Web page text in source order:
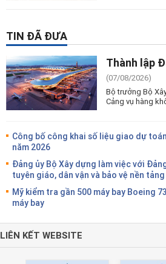
TIN ĐÃ ĐƯA
Thành lập
(07/08/2026)
Bộ trưởng Bộ
Cảng vụ hàng
Công bố công khai số liệu giao dự
năm 2026
Đảng ủy Bộ Xây dựng làm việc với
tuyên giáo, dân vận và bảo vệ nền
Mỹ kiểm tra gần 500 máy bay Boeing
máy bay
LIÊN KẾT WEBSITE